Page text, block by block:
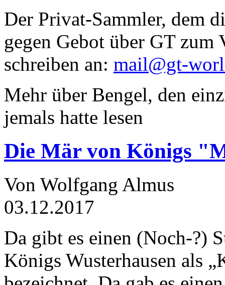
Der Privat-Sammler, dem
gegen Gebot über GT zum
schreiben an: mail@gt-
Mehr über Bengel, den
jemals hatte lesen
Die Mär von Königs
Von Wolfgang Almus
03.12.2017
Da gibt es einen (Noch-?)
Königs Wusterhausen als